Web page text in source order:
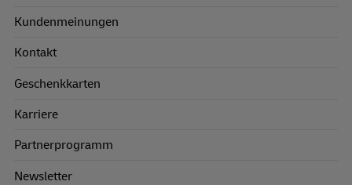
Kundenmeinungen
Kontakt
Geschenkkarten
Karriere
Partnerprogramm
Newsletter